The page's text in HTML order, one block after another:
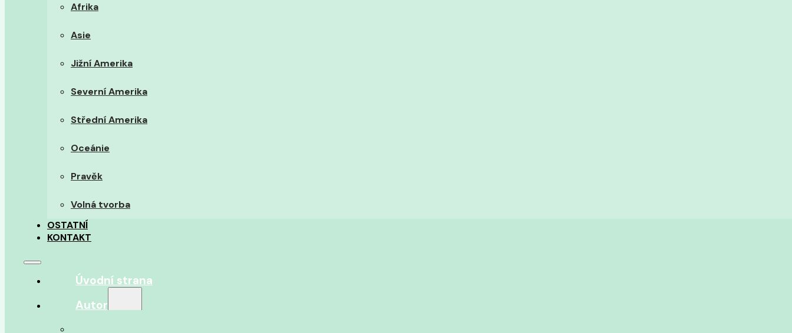
Afrika
Asie
Jižní Amerika
Severní Amerika
Střední Amerika
Oceánie
Pravěk
Volná tvorba
OSTATNÍ
KONTAKT
Úvodní strana
Autor